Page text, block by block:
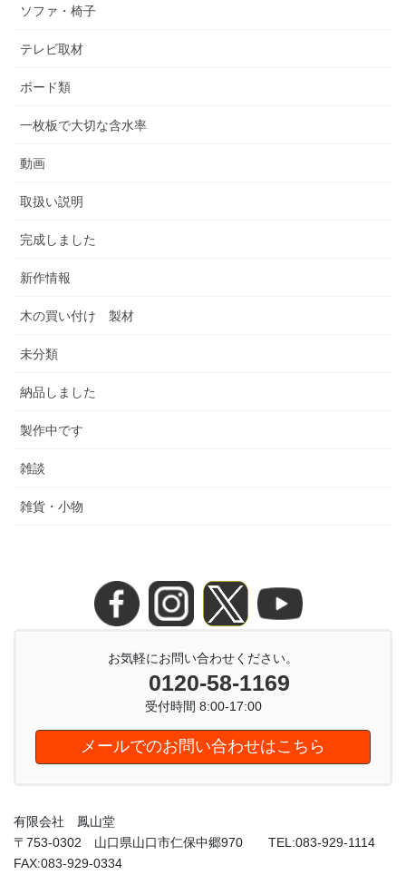
ソファ・椅子
テレビ取材
ボード類
一枚板で大切な含水率
動画
取扱い説明
完成しました
新作情報
木の買い付け 製材
未分類
納品しました
製作中です
雑談
雑貨・小物
お気軽にお問い合わせください。
0120-58-1169
受付時間 8:00-17:00
メールでのお問い合わせはこちら
有限会社 鳳山堂
〒753-0302 山口県山口市仁保中郷970 TEL:083-929-1114
FAX:083-929-0334